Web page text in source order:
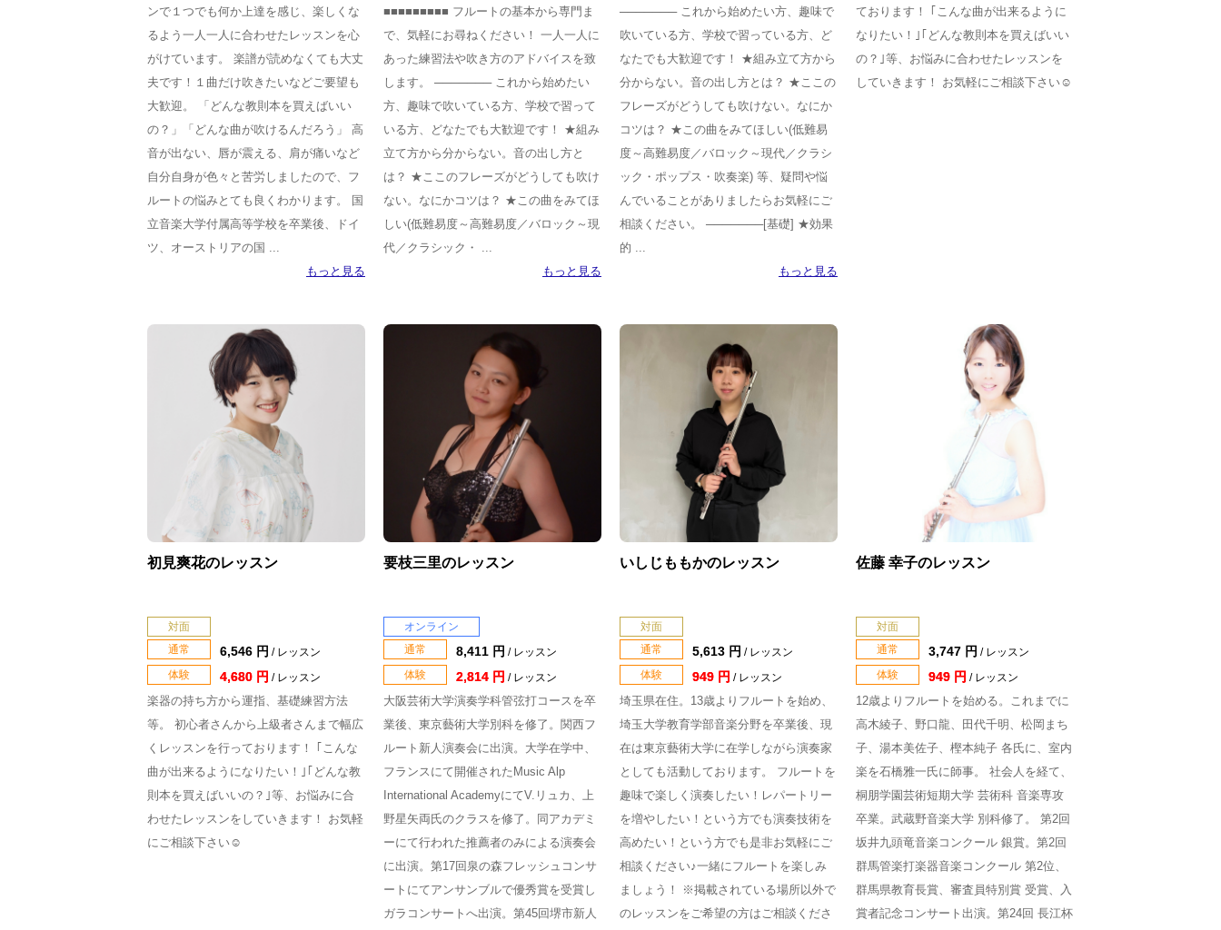
ンで１つでも何か上達を感じ、楽しくな
るよう一人一人に合わせたレッスンを心
がけています。 楽譜が読めなくても大丈
夫です！１曲だけ吹きたいなどご要望も
大歓迎。 「どんな教則本を買えばいい
の？」「どんな曲が吹けるんだろう」 高
音が出ない、唇が震える、肩が痛いなど
自分自身が色々と苦労しましたので、フ
ルートの悩みとても良くわかります。 国
立音楽大学付属高等学校を卒業後、ドイ
ツ、オーストリアの国 ...
もっと見る
■■■■■■■■■ フルートの基本から専門ま
で、気軽にお尋ねください！ 一人一人に
あった練習法や吹き方のアドバイスを致
します。 ─────── これから始めたい
方、趣味で吹いている方、学校で習って
いる方、どなたでも大歓迎です！ ★組み
立て方から分からない。音の出し方と
は？ ★ここのフレーズがどうしても吹け
ない。なにかコツは？ ★この曲をみてほ
しい(低難易度～高難易度／バロック～現
代／クラシック・ ...
もっと見る
─────── これから始めたい方、趣味で
吹いている方、学校で習っている方、ど
なたでも大歓迎です！ ★組み立て方から
分からない。音の出し方とは？ ★ここの
フレーズがどうしても吹けない。なにか
コツは？ ★この曲をみてほしい(低難易
度～高難易度／バロック～現代／クラシ
ック・ポップス・吹奏楽) 等、疑問や悩
んでいることがありましたらお気軽にご
相談ください。 ───────[基礎] ★効果
的 ...
もっと見る
ております！ ｢こんな曲が出来るように
なりたい！｣｢どんな教則本を買えばいい
の？｣等、お悩みに合わせたレッスンを
していきます！ お気軽にご相談下さい☺️
初見爽花のレッスン
対面
通常
6,546 円 / レッスン
体験
4,680 円 / レッスン
楽器の持ち方から運指、基礎練習方法
等。 初心者さんから上級者さんまで幅広
くレッスンを行っております！ ｢こんな
曲が出来るようになりたい！｣｢どんな教
則本を買えばいいの？｣等、お悩みに合
わせたレッスンをしていきます！ お気軽
にご相談下さい☺️
要枝三里のレッスン
オンライン
通常
8,411 円 / レッスン
体験
2,814 円 / レッスン
大阪芸術大学演奏学科管弦打コースを卒
業後、東京藝術大学別科を修了。関西フ
ルート新人演奏会に出演。大学在学中、
フランスにて開催されたMusic Alp
International AcademyにてV.リュカ、上
野星矢両氏のクラスを修了。同アカデミ
ーにて行われた推薦者のみによる演奏会
に出演。第17回泉の森フレッシュコンサ
ートにてアンサンブルで優秀賞を受賞し
ガラコンサートへ出演。第45回堺市新人
いしじももかのレッスン
対面
通常
5,613 円 / レッスン
体験
949 円 / レッスン
埼玉県在住。13歳よりフルートを始め、
埼玉大学教育学部音楽分野を卒業後、現
在は東京藝術大学に在学しながら演奏家
としても活動しております。 フルートを
趣味で楽しく演奏したい！レパートリー
を増やしたい！という方でも演奏技術を
高めたい！という方でも是非お気軽にご
相談ください♪一緒にフルートを楽しみ
ましょう！ ※掲載されている場所以外で
のレッスンをご希望の方はご相談くださ
佐藤 幸子のレッスン
対面
通常
3,747 円 / レッスン
体験
949 円 / レッスン
12歳よりフルートを始める。これまでに
高木綾子、野口龍、田代千明、松岡まち
子、湯本美佐子、樫本純子 各氏に、室内
楽を石橋雅一氏に師事。 社会人を経て、
桐朋学園芸術短期大学 芸術科 音楽専攻
卒業。武蔵野音楽大学 別科修了。 第2回
坂井九頭竜音楽コンクール 銀賞。第2回
群馬管楽打楽器音楽コンクール 第2位、
群馬県教育長賞、審査員特別賞 受賞、入
賞者記念コンサート出演。第24回 長江杯